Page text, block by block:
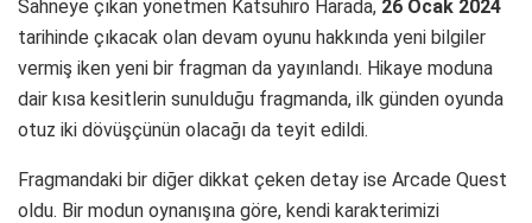
Sahneye çıkan yönetmen Katsuhiro Harada, 26 Ocak 2024
tarihinde çıkacak olan devam oyunu hakkında yeni bilgiler
vermiş iken yeni bir fragman da yayınlandı. Hikaye moduna
dair kısa kesitlerin sunulduğu fragmanda, ilk günden oyunda
otuz iki dövüşçünün olacağı da teyit edildi.
Fragmandaki bir diğer dikkat çeken detay ise Arcade Quest
oldu. Bir modun oynanışına göre, kendi karakterimizi